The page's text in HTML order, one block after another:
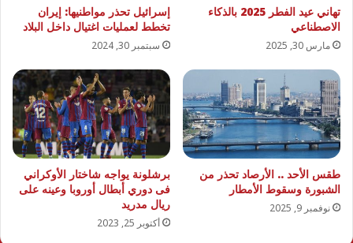
تهاني عيد الفطر 2025 بالذكاء
الاصطناعي
مارس 30, 2025
إسرائيل تحذر مواطنيها: إيران
تخطط لعمليات اغتيال داخل البلاد
سبتمبر 30, 2024
طقس الأحد .. الأرصاد تحذر من
الشبورة وسقوط الأمطار
نوفمبر 9, 2025
برشلونة يواجه شاختار الأوكراني
فى دوري أبطال أوروبا وعينه على
ريال مدريد
أكتوبر 25, 2023